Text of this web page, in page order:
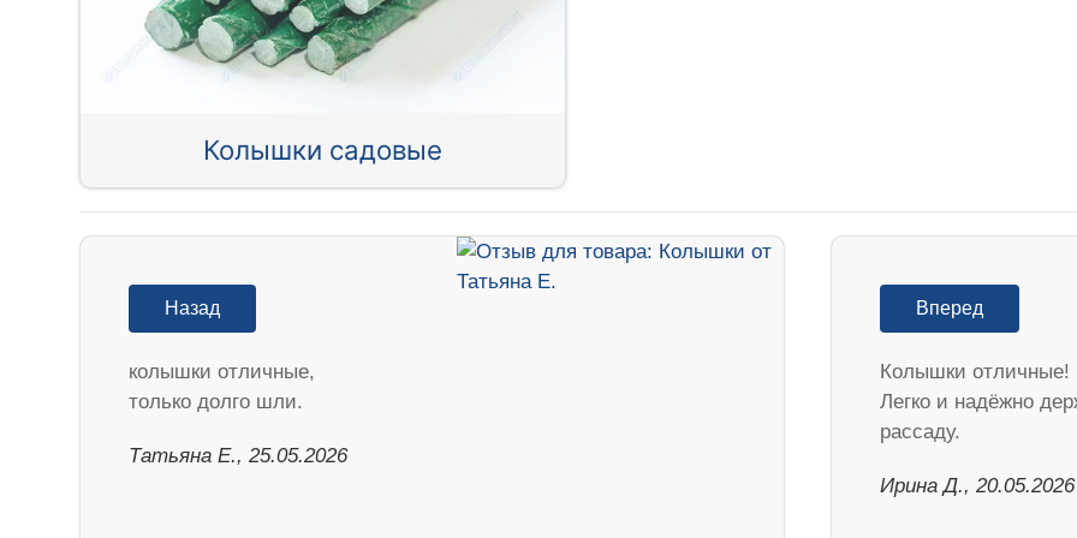
Колышки садовые
Назад
колышки отличные,
только долго шли.
Татьяна Е., 25.05.2026
Вперед
Колышки отличные!
Легко и надёжно
рассаду.
Ирина Д., 20.05.2026